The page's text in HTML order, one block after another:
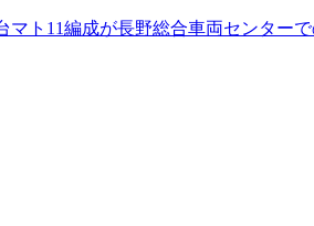
マト11編成が長野総合車両センタ